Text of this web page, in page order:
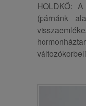
HOLDKŐ:
(párnánk